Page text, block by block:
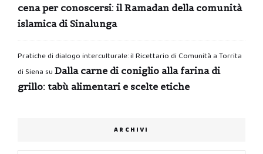
cena per conoscersi: il Ramadan della comunità
islamica di Sinalunga
Pratiche di dialogo interculturale: il Ricettario di Comunità a Torrita
di Siena su Dalla carne di coniglio alla farina di
grillo: tabù alimentari e scelte etiche
ARCHIVI